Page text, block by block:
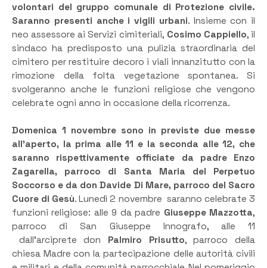
volontari del gruppo comunale di Protezione civile.
Saranno presenti anche i vigili urbani. Insieme con il
neo assessore ai Servizi cimiteriali, Cosimo Cappiello, il
sindaco ha predisposto una pulizia straordinaria del
cimitero per restituire decoro i viali innanzitutto con la
rimozione della folta vegetazione spontanea. Si
svolgeranno anche le funzioni religiose che vengono
celebrate ogni anno in occasione della ricorrenza.
Domenica 1 novembre sono in previste due messe
all’aperto, la prima alle 11 e la seconda alle 12, che
saranno rispettivamente officiate da padre Enzo
Zagarella, parroco di Santa Maria del Perpetuo
Soccorso e da don Davide Di Mare, parroco del Sacro
Cuore di Gesù. Lunedì 2 novembre saranno celebrate 3
funzioni religiose: alle 9 da padre Giuseppe Mazzotta,
parroco di San Giuseppe Innografo, alle 11
dall’arciprete don Palmiro Prisutto, parroco della
chiesa Madre con la partecipazione delle autorità civili